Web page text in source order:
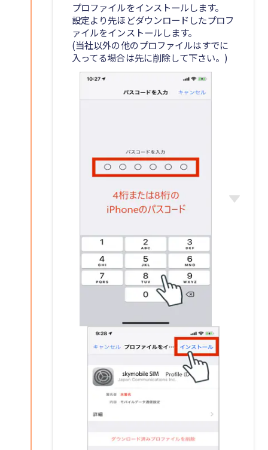
プロファイルをインストールします。
設定より先ほどダウンロードしたプロフ
ァイルをインストールします。
(当社以外の他のプロファイルはすでに
入ってる場合は先に削除して下さい。)